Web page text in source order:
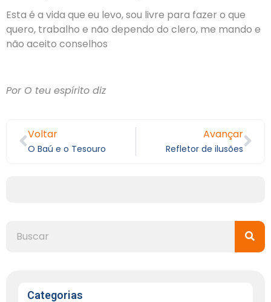
Esta é a vida que eu levo, sou livre para fazer o que
quero, trabalho e não dependo do clero, me mando e
não aceito conselhos
Por O teu espírito diz
Voltar
O Baú e o Tesouro
Avançar
Refletor de ilusões
Categorias